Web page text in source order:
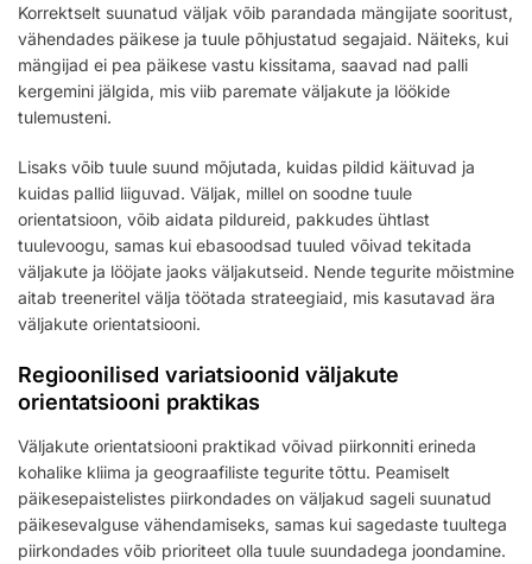
Korrektselt suunatud väljak võib parandada mängijate sooritust,
vähendades päikese ja tuule põhjustatud segajaid. Näiteks, kui
mängijad ei pea päikese vastu kissitama, saavad nad palli
kergemini jälgida, mis viib paremate väljakute ja löökide
tulemusteni.
Lisaks võib tuule suund mõjutada, kuidas pildid käituvad ja
kuidas pallid liiguvad. Väljak, millel on soodne tuule
orientatsioon, võib aidata pildureid, pakkudes ühtlast
tuulevoogu, samas kui ebasoodsad tuuled võivad tekitada
väljakute ja lööjate jaoks väljakutseid. Nende tegurite mõistmine
aitab treeneritel välja töötada strateegiaid, mis kasutavad ära
väljakute orientatsiooni.
Regioonilised variatsioonid väljakute
orientatsiooni praktikas
Väljakute orientatsiooni praktikad võivad piirkonniti erineda
kohalike kliima ja geograafiliste tegurite tõttu. Peamiselt
päikesepaistelistes piirkondades on väljakud sageli suunatud
päikesevalguse vähendamiseks, samas kui sagedaste tuultega
piirkondades võib prioriteet olla tuule suundadega joondamine.